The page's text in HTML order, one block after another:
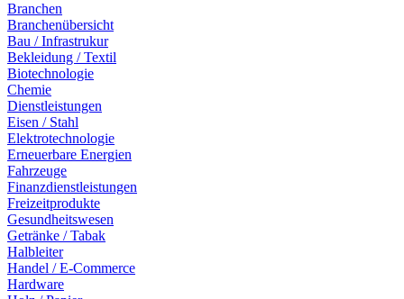
Branchen
Branchenübersicht
Bau / Infrastrukur
Bekleidung / Textil
Biotechnologie
Chemie
Dienstleistungen
Eisen / Stahl
Elektrotechnologie
Erneuerbare Energien
Fahrzeuge
Finanzdienstleistungen
Freizeitprodukte
Gesundheitswesen
Getränke / Tabak
Halbleiter
Handel / E-Commerce
Hardware